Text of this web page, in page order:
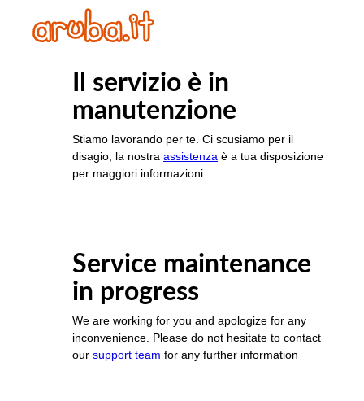
Il servizio è in
manutenzione
Stiamo lavorando per te. Ci scusiamo per il
disagio, la nostra assistenza è a tua disposizione
per maggiori informazioni
Service maintenance
in progress
We are working for you and apologize for any
inconvenience. Please do not hesitate to contact
our support team for any further information